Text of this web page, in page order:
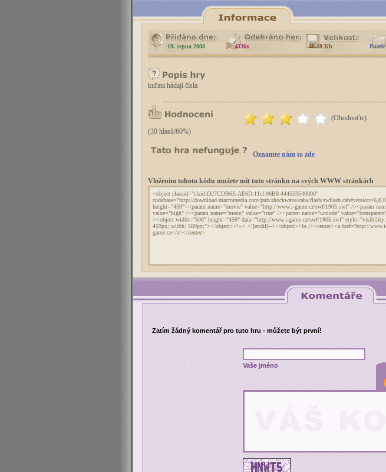
19. srpna 2008 4336x 48.18 Kb Puzzle
kuřata hádají čísla
(Ohodnoťte)
(30 hlasů/60%)
Oznamte nám to zde
Vložením tohoto kódu mužete mít tuto stránku na svých WWW stránkách
Zatím žádný komentář pro tuto hru - můžete být první!
Vaše jméno